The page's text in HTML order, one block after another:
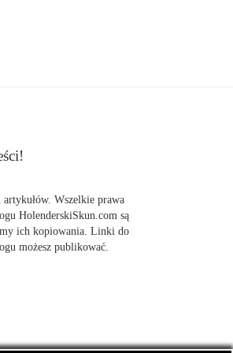
Wszelkie prawa
HolenderskiSkun.com są
ich kopiowania. Linki do
możesz publikować.